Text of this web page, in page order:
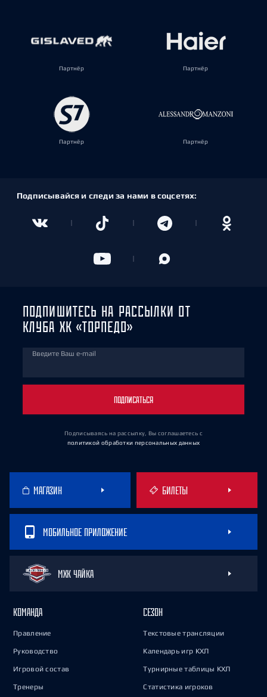
Партнёр Партнёр
Партнёр Партнёр
Подписывайся и следи за нами в соцсетях:
ПОДПИШИТЕСЬ НА РАССЫЛКИ ОТ
КЛУБА ХК «ТОРПЕДО»
Введите Ваш e-mail
ПОДПИСАТЬСЯ
Подписываясь на рассылку, Вы соглашаетесь с
политикой обработки персональных данных
МАГАЗИН БИЛЕТЫ
МОБИЛЬНОЕ ПРИЛОЖЕНИЕ
МХК ЧАЙКА
КОМАНДА
Правление
Руководство
Игровой состав
Тренеры
СЕЗОН
Текстовые трансляции
Календарь игр КХЛ
Турнирные таблицы КХЛ
Статистика игроков